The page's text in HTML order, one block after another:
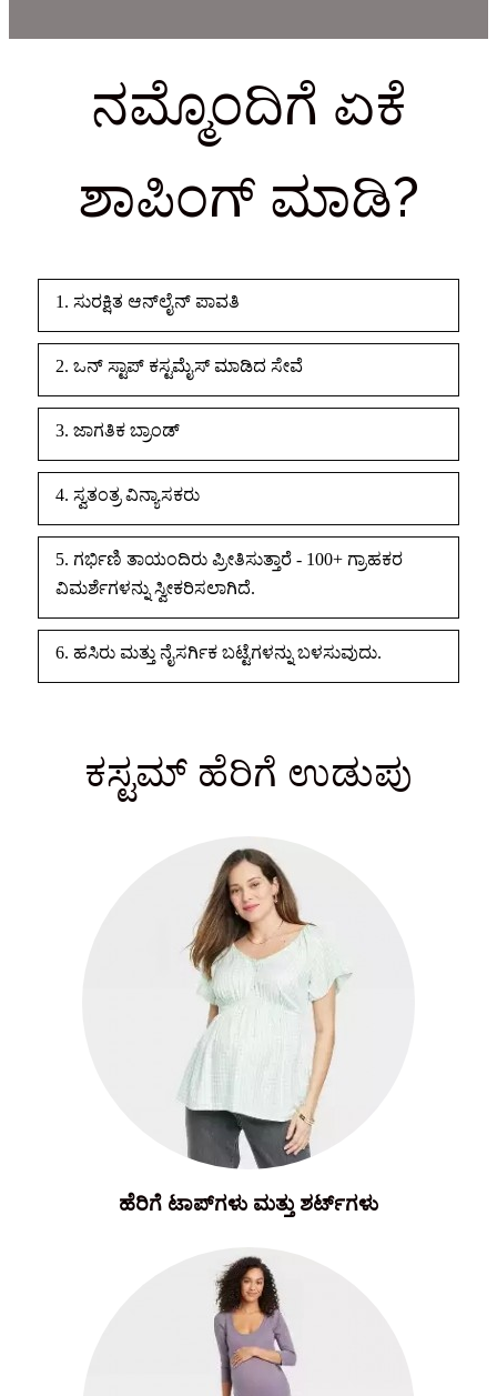
ನಮ್ಮೊಂದಿಗೆ ಏಕೆ
ಶಾಪಿಂಗ್ ಮಾಡಿ?
1. ಸುರಕ್ಷಿತ ಆನ್‌ಲೈನ್ ಪಾವತಿ
2. ಒನ್ ಸ್ಟಾಪ್ ಕಸ್ಟಮೈಸ್ ಮಾಡಿದ ಸೇವೆ
3. ಜಾಗತಿಕ ಬ್ರಾಂಡ್
4. ಸ್ವತಂತ್ರ ವಿನ್ಯಾಸಕರು
5. ಗರ್ಭಿಣಿ ತಾಯಂದಿರು ಪ್ರೀತಿಸುತ್ತಾರೆ - 100+ ಗ್ರಾಹಕರ
ವಿಮರ್ಶೆಗಳನ್ನು ಸ್ವೀಕರಿಸಲಾಗಿದೆ.
6. ಹಸಿರು ಮತ್ತು ನೈಸರ್ಗಿಕ ಬಟ್ಟೆಗಳನ್ನು ಬಳಸುವುದು.
ಕಸ್ಟಮ್ ಹೆರಿಗೆ ಉಡುಪು
ಹೆರಿಗೆ ಟಾಪ್‌ಗಳು ಮತ್ತು ಶರ್ಟ್‌ಗಳು